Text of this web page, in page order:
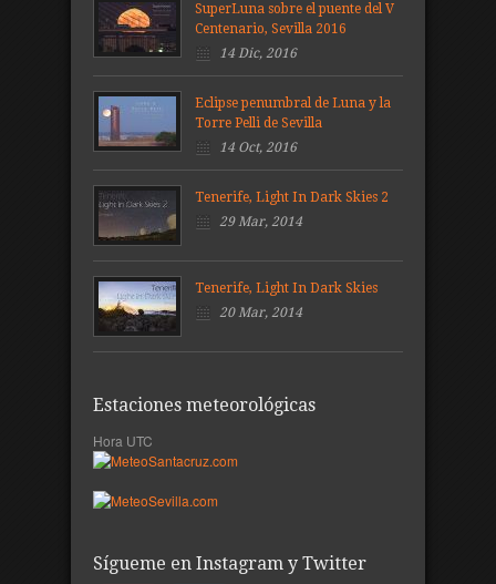
SuperLuna sobre el puente del V
Centenario, Sevilla 2016
14 Dic, 2016
Eclipse penumbral de Luna y la
Torre Pelli de Sevilla
14 Oct, 2016
Tenerife, Light In Dark Skies 2
29 Mar, 2014
Tenerife, Light In Dark Skies
20 Mar, 2014
Estaciones meteorológicas
Hora UTC
Sígueme en Instagram y Twitter